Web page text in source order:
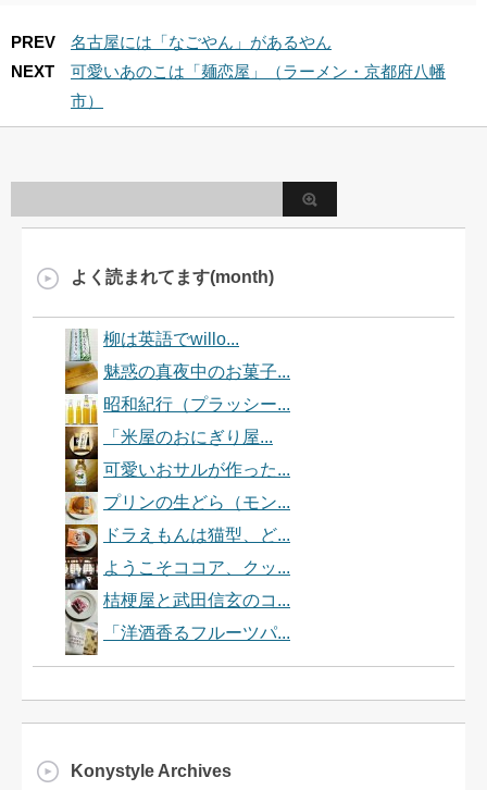
PREV
名古屋には「なごやん」があるやん
NEXT
可愛いあのこは「麺恋屋」（ラーメン・京都府八幡
市）
よく読まれてます(month)
柳は英語でwillo...
魅惑の真夜中のお菓子...
昭和紀行（プラッシー...
「米屋のおにぎり屋...
可愛いおサルが作った...
プリンの生どら（モン...
ドラえもんは猫型、ど...
ようこそココア、クッ...
桔梗屋と武田信玄のコ...
「洋酒香るフルーツパ...
Konystyle Archives